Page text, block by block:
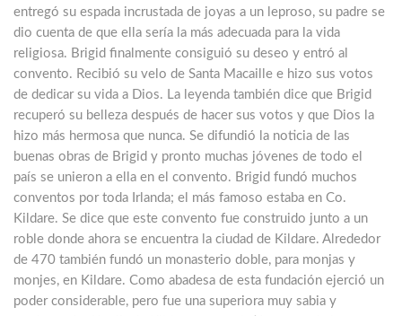
entregó su espada incrustada de joyas a un leproso, su padre se
dio cuenta de que ella sería la más adecuada para la vida
religiosa. Brigid finalmente consiguió su deseo y entró al
convento. Recibió su velo de Santa Macaille e hizo sus votos
de dedicar su vida a Dios. La leyenda también dice que Brigid
recuperó su belleza después de hacer sus votos y que Dios la
hizo más hermosa que nunca. Se difundió la noticia de las
buenas obras de Brigid y pronto muchas jóvenes de todo el
país se unieron a ella en el convento. Brigid fundó muchos
conventos por toda Irlanda; el más famoso estaba en Co.
Kildare. Se dice que este convento fue construido junto a un
roble donde ahora se encuentra la ciudad de Kildare. Alrededor
de 470 también fundó un monasterio doble, para monjas y
monjes, en Kildare. Como abadesa de esta fundación ejerció un
poder considerable, pero fue una superiora muy sabia y